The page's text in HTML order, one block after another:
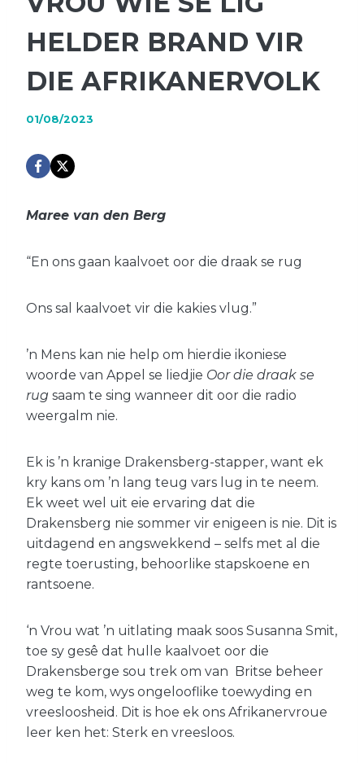
HELDER BRAND VIR
DIE AFRIKANERVOLK
01/08/2023
Maree van den Berg
“En ons gaan kaalvoet oor die draak se rug
Ons sal kaalvoet vir die kakies vlug.”
’n Mens kan nie help om hierdie ikoniese
woorde van Appel se liedjie Oor die draak se
rug saam te sing wanneer dit oor die radio
weergalm nie.
Ek is ’n kranige Drakensberg-stapper, want ek
kry kans om ’n lang teug vars lug in te neem.
Ek weet wel uit eie ervaring dat die
Drakensberg nie sommer vir enigeen is nie. Dit is
uitdagend en angswekkend – selfs met al die
regte toerusting, behoorlike stapskoene en
rantsoene.
‘n Vrou wat ’n uitlating maak soos Susanna Smit,
toe sy gesê dat hulle kaalvoet oor die
Drakensberge sou trek om van Britse beheer
weg te kom, wys ongelooflike toewyding en
vreesloosheid. Dit is hoe ek ons Afrikanervroue
leer ken het: Sterk en vreesloos.